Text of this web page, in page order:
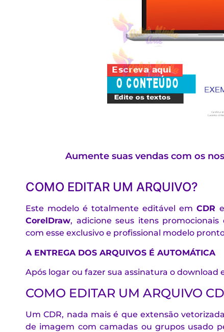
Aumente suas vendas com os
COMO EDITAR UM ARQUIVO?
Este modelo é totalmente editável emCDR
CorelDraw, adicione seus itens
com esse exclusivo e profissional modelo
A ENTREGA DOS ARQUIVOS É AUTOMÁTICA
Após logar ou fazer sua assinatura o download
COMO EDITAR UM ARQUIVO
Um CDR, nada mais é que extensão
de imagem com camadas ou grupos usado